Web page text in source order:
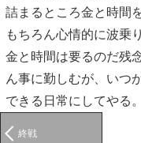
詰まるところ金と時間
もちろん心情的に波乗
金と時間は要るのだ残
ん事に勤しむが、いつ
できる日常にしてやる。
終戦